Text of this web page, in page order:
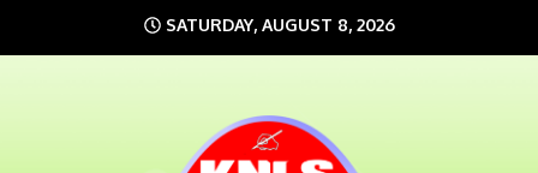
to
SATURDAY, AUGUST 8, 2026